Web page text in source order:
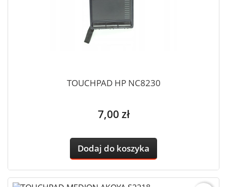
TOUCHPAD HP NC8230
Cena
7,00 zł
Dodaj do koszyka